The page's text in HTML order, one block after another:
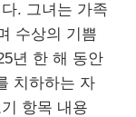
. 그녀는 가족
수상의 기쁨
년 한 해 동안
치하하는 자
항목 내용